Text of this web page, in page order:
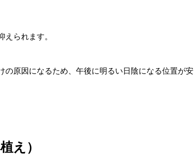
られます。
原因になるため、午後に明るい日陰になる位置が安
え）